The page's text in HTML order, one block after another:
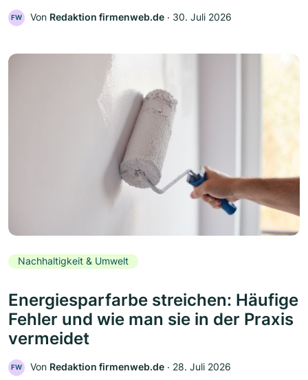
FW Von Redaktion firmenweb.de ‧ 30. Juli 2026
Nachhaltigkeit & Umwelt
Energiesparfarbe streichen: Häufige
Fehler und wie man sie in der Praxis
vermeidet
FW Von Redaktion firmenweb.de ‧ 28. Juli 2026